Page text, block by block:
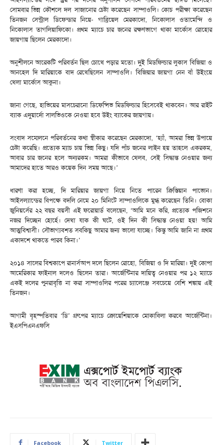
সোমবার ভিন্ন কৌশলে দল সাজানোর চেষ্টা করেছেন সাম্পাওলি। কোচ পরীক্ষা করেছেন
তিনজন সেন্ট্রাল ডিফেন্ডার নিয়ে- গাব্রিয়েল মেরকাদো, নিকোলাস ওতামেন্দি ও
নিকোলাস তাগলিয়াফিকো। প্রথম ম্যাচে চার জনের রক্ষণভাগে থাকা মার্কোস রোহোর
জায়গায় ছিলেন মেরকাদো।
অনুশীলনে আরেকটি পরিবর্তন ছিল চোখে পড়ার মতো। দুই মিডফিল্ডার লুকাস বিজিয়া ও
আনহেল দি মারিয়াকে বাদ রেখেছিলেন সাম্পাওলি। বিজিয়ার জায়গা নেন বাঁ উইংয়ে
খেলা মার্কোস আকুনা।
জানা গেছে, হাভিয়ের মাসচেরানো ডিফেন্সিভ মিডফিল্ডার হিসেবেই থাকবেন। আর রাইট
ব্যাক এদুয়ার্দো সালভিওকে নেওয়া হবে উইং ব্যাকের জায়গায়।
সংবাদ সম্মেলনে পরিবর্তনের কথা স্বীকার করেছেন মেরকাদো, ‘হ্যাঁ, আমরা ভিন্ন উপায়ে
চেষ্টা করেছি। প্রত্যেক ম্যাচ চায় ভিন্ন কিছু। যদি পাঁচ জনের লাইন হয় তাহলে একরকম,
আবার চার জনের হলে অন্যরকম। আমরা কীভাবে খেলব, সেই সিদ্ধান্ত নেওয়ার জন্য
আমাদের হাতে আরও কয়েক দিন সময় আছে।’
ধারণা করা হচ্ছে, দি মারিয়ার জায়গা নিয়ে নিতে পারেন ক্রিস্তিয়ান পাভোন।
আইসল্যান্ডের বিপক্ষে বদলি নেমে ২০ মিনিটে সাম্পাওলিকে মুগ্ধ করেছেন তিনি। বোকা
জুনিয়র্সের ২২ বছর বয়সী এই ফরোয়ার্ড বলেছেন, ‘আমি মনে করি, প্রত্যেক পজিশনে
নজর দিচ্ছেন হোর্হে। দেখা যাক কী ঘটে, ওই দিন কী সিদ্ধান্ত নেওয়া হয়! আমি
আত্মবিশ্বাসী। সৌভাগ্যবশত সবকিছু আমার জন্য ভালো যাচ্ছে। কিন্তু আমি জানি না প্রথম
একাদশে থাকতে পারব কিনা।’
২০১৪ সালের বিশ্বকাপে রানার্সআপ দলে ছিলেন রোহো, বিজিয়া ও দি মারিয়া। দুই কোপা
আমেরিকার ফাইনাল দলেও ছিলেন তারা। আর্জেন্টিনার দায়িত্ব নেওয়ার পর ১২ ম্যাচে
একই দলের পুনরাবৃত্তি না করা সাম্পাওলির পরের চ্যালেঞ্জে সবচেয়ে বেশি শঙ্কায় এই
তিনজন।
আগামী বৃহস্পতিবার ‘ডি’ গ্রুপের ম্যাচে ক্রোয়েশিয়াকে মোকাবিলা করবে আর্জেন্টিনা।
ইএসপিএনএফসি
Facebook Twitter